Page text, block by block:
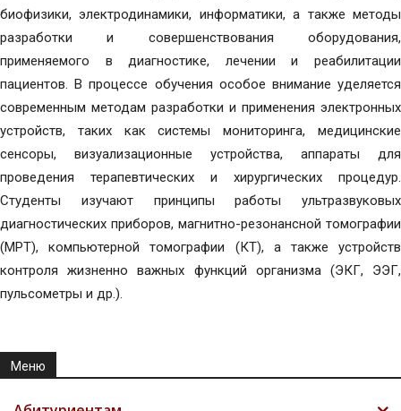
биофизики, электродинамики, информатики, а также методы
разработки и совершенствования оборудования,
применяемого в диагностике, лечении и реабилитации
пациентов. В процессе обучения особое внимание уделяется
современным методам разработки и применения электронных
устройств, таких как системы мониторинга, медицинские
сенсоры, визуализационные устройства, аппараты для
проведения терапевтических и хирургических процедур.
Студенты изучают принципы работы ультразвуковых
диагностических приборов, магнитно-резонансной томографии
(МРТ), компьютерной томографии (КТ), а также устройств
контроля жизненно важных функций организма (ЭКГ, ЭЭГ,
пульсометры и др.).
Меню